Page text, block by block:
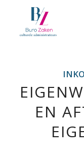
EN